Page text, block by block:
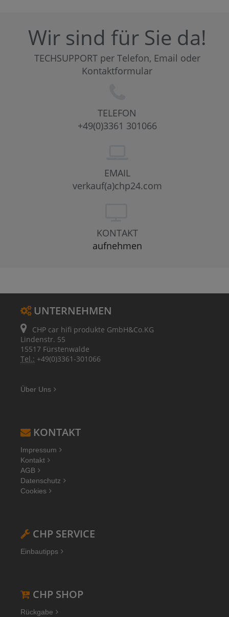
Wir sind für Sie da!
TECHSUPPORT per Telefon, Email oder
Kontaktformular
TELEFON
+49(0)3361 301066
EMAIL
verkauf(a)chp24.com
KONTAKT
aufnehmen
UNTERNEHMEN
CHP car hifi produkte GmbH&Co.KG
Lindenstr. 55
15517 Fürstenwalde
Tel.: +49(0)3361-301066
Über Uns
KONTAKT
Impressum
Kontakt
AGB
Datenschutz
Cookies
CHP SERVICE
Einbautipps
CHP SHOP
Rückgabe